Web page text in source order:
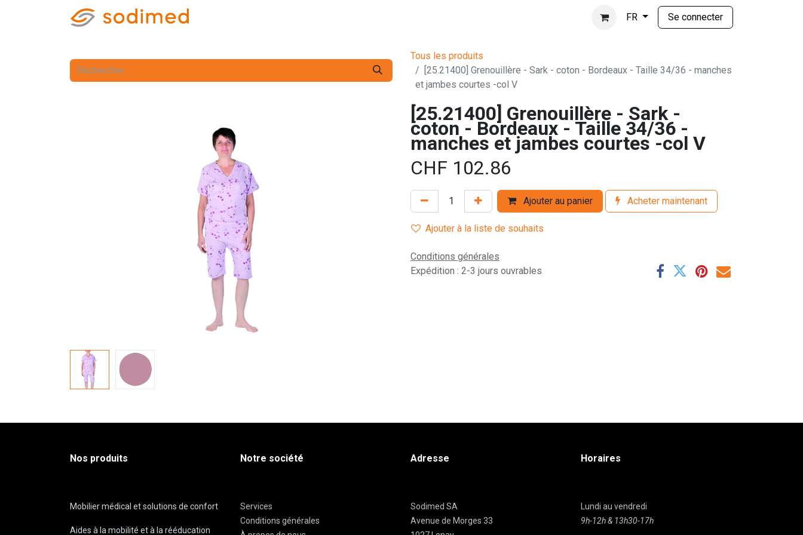
FR Se connecter
Tous les produits
[25.21400] Grenouillère - Sark - coton - Bordeaux - Taille 34/36 - manches
et jambes courtes -col V
[25.21400] Grenouillère - Sark -
coton - Bordeaux - Taille 34/36 -
manches et jambes courtes -col V
CHF 102.86
Ajouter au panier Acheter maintenant
Ajouter à la liste de souhaits
Conditions générales
Expédition : 2-3 jours ouvrables
Nos produits
Mobilier médical et solutions de confort
Aides à la mobilité et à la rééducation
Notre société
Services
Conditions générales
Adresse
Sodimed SA
Avenue de Morges 33
Horaires
Lundi au vendredi
9h-12h & 13h30-17h